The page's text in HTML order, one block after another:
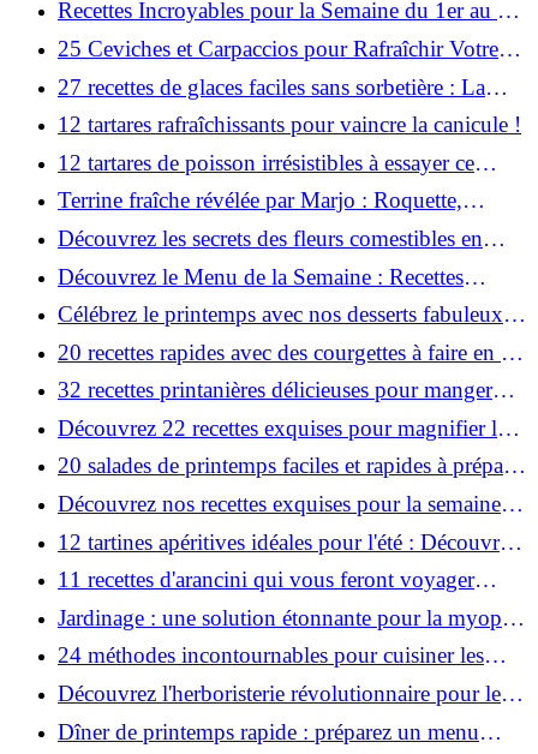
Recettes Incroyables pour la Semaine du 1er au 7
Juin : Découvrez le Menu!
25 Ceviches et Carpaccios pour Rafraîchir Votre
Été !
27 recettes de glaces faciles sans sorbetière : La
solution idéale pour l'été!
12 tartares rafraîchissants pour vaincre la canicule !
12 tartares de poisson irrésistibles à essayer ce
printemps !
Terrine fraîche révélée par Marjo : Roquette,
Chèvre & Poivron Rouge - Découvrez Comment!
Découvrez les secrets des fleurs comestibles en
cuisine !
Découvrez le Menu de la Semaine : Recettes
Uniques du 25 au 31 Mai!
Célébrez le printemps avec nos desserts fabuleux et
gourmands !
20 recettes rapides avec des courgettes à faire en 30
minutes!
32 recettes printanières délicieuses pour manger
sain et se régaler !
Découvrez 22 recettes exquises pour magnifier la
rhubarbe ce printemps !
20 salades de printemps faciles et rapides à préparer
!
Découvrez nos recettes exquises pour la semaine
du 18 au 24 mai !
12 tartines apéritives idéales pour l'été : Découvrez-
les !
11 recettes d'arancini qui vous feront voyager
jusqu'en Sicile !
Jardinage : une solution étonnante pour la myopie
des jeunes !
24 méthodes incontournables pour cuisiner les
œufs à découvrir !
Découvrez l'herboristerie révolutionnaire pour les
pathologies féminines!
Dîner de printemps rapide : préparez un menu